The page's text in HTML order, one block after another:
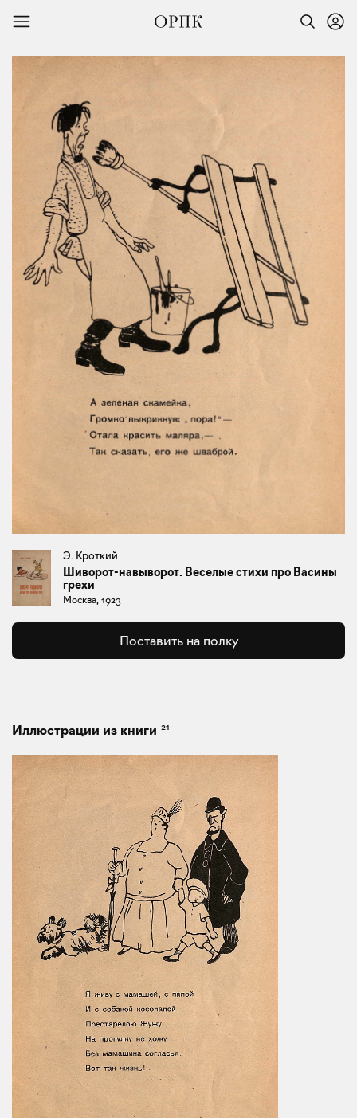
Э. Кроткий
Шиворот-навыворот. Веселые стихи про Васины
грехи
Москва, 1923
Поставить на полку
Иллюстрации из книги 21